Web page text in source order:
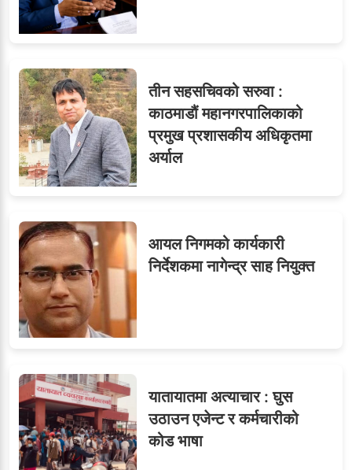
तीन सहसचिवको सरुवा :
काठमाडौं महानगरपालिकाको
प्रमुख प्रशासकीय अधिकृतमा
अर्याल
आयल निगमको कार्यकारी
निर्देशकमा नागेन्द्र साह नियुक्त
यातायातमा अत्याचार : घुस
उठाउन एजेन्ट र कर्मचारीको
कोड भाषा